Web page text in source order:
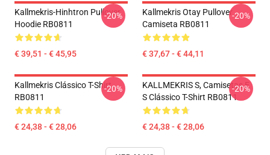
Kallmekris-Hinhtron Pullover
Hoodie RB0811
€ 39,51 - € 45,95
-20%
Kallmekris Otay Pullover
Camiseta RB0811
€ 37,67 - € 44,11
-20%
Kallmekris Clássico T-Shirt
RB0811
€ 24,38 - € 28,06
-20%
KALLMEKRIS S, Camisetas E
S Clássico T-Shirt RB0811
€ 24,38 - € 28,06
-20%